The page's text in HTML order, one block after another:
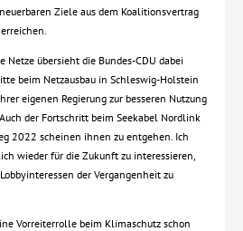
Ziele aus dem Koalitionsvertrag
Netze übersieht die Bundes-CDU dabei
beim Netzausbau in Schleswig-Holstein
eigenen Regierung zur besseren Nutzung
der Fortschritt beim Seekabel Nordlink
2022 scheinen ihnen zu entgehen. Ich
wieder für die Zukunft zu interessieren,
der Vergangenheit zu
Vorreiterrolle beim Klimaschutz schon